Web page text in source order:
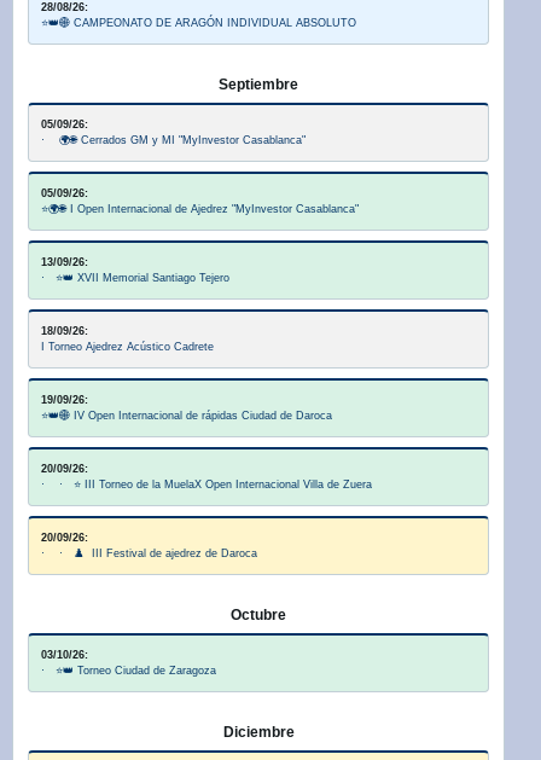
28/08/26:
⭐👑🌐 CAMPEONATO DE ARAGÓN INDIVIDUAL ABSOLUTO
Septiembre
05/09/26:
· 🌍🌐 Cerrados GM y MI "MyInvestor Casablanca"
05/09/26:
⭐🌍🌐 I Open Internacional de Ajedrez "MyInvestor Casablanca"
13/09/26:
· ⭐👑 XVII Memorial Santiago Tejero
18/09/26:
I Torneo Ajedrez Acústico Cadrete
19/09/26:
⭐👑🌐 IV Open Internacional de rápidas Ciudad de Daroca
20/09/26:
· · ⭐ III Torneo de la MuelaX Open Internacional Villa de Zuera
20/09/26:
· · ♟️ III Festival de ajedrez de Daroca
Octubre
03/10/26:
· ⭐👑 Torneo Ciudad de Zaragoza
Diciembre